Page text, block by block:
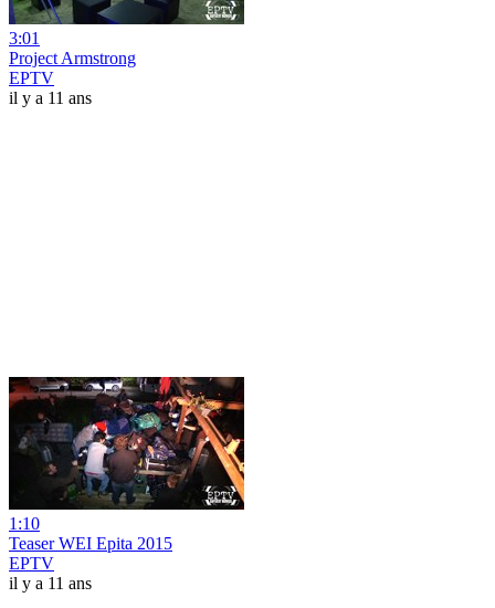
3:01
Project Armstrong
EPTV
il y a 11 ans
1:10
Teaser WEI Epita 2015
EPTV
il y a 11 ans